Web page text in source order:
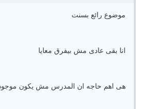
موضوع رائع بسنت
انا بقى عادى مش بيفرق معايا
هى اهم حاجه ان المدرس مش يكون موجود